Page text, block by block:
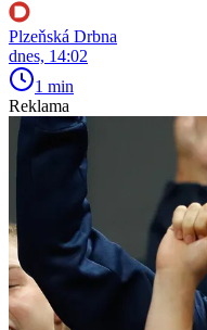
Plzeňská Drbna
dnes, 14:02
1 min
Reklama